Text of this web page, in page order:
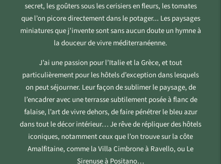
secret, les goûters sous les cerisiers en fleurs, les tomates
que l’on picore directement dans le potager... Les paysages
miniatures que j'invente sont sans aucun doute un hymne à
la douceur de vivre méditerranéenne.
J’ai une passion pour l’Italie et la Grèce, et tout
particulièrement pour les hôtels d’exception dans lesquels
on peut séjourner. Leur façon de sublimer le paysage, de
l’encadrer avec une terrasse subtilement posée à flanc de
falaise, l’art de vivre dehors, de faire pénétrer le bleu azur
dans tout le décor intérieur… Je rêve de répliquer des hôtels
iconiques, notamment ceux que l’on trouve sur la côte
Amalfitaine, comme la Villa Cimbrone à Ravello, ou Le
Sirenuse à Positano…